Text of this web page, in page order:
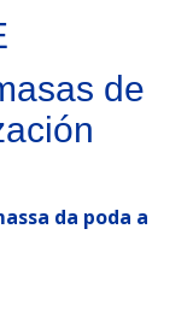
de
da poda a